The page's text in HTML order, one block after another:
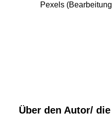
Pexels
Über den Autor/